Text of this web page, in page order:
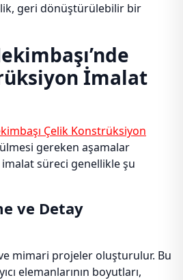
geri dönüştürülebilir bir
İmalat
Çelik Konstrüksiyon
gereken aşamalar
süreci genellikle şu
ve Detay
mimari projeler oluşturulur. Bu
elemanlarının boyutları,